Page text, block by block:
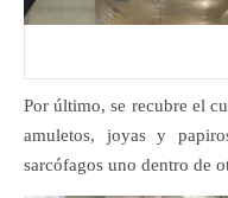
Por último, se recubre el
amuletos, joyas y
sarcófagos uno dentro de